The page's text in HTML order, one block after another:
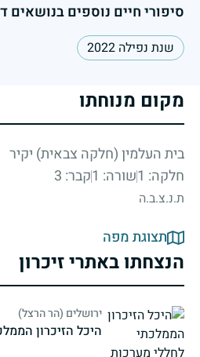
סיפורי חיים נוספים בנושאים
שנת נפילה 2022
מקום מנוחתו
בית העלמין (חלקה צבאית) יקיר
חלקה: 1
שורה: 1 קבר: 3
ת.נ.צ.ב.ה
תצוגת מפה
הנצחתו באתרי זיכרון
ירושלים (הר הרצל)
היכל הזיכרון